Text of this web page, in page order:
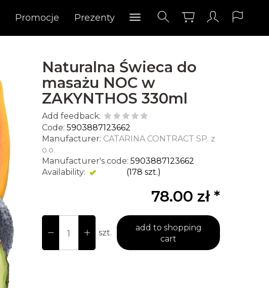
Promocje Prezenty
Naturalna Świeca do
masażu NOC w
ZAKYNTHOS 330ml
Add feedback:
Code: 5903887123662
Manufacturer: CATARINA CONTRACT SP. z
o.o.
Manufacturer's code: 5903887123662
Availability:
(178 szt.)
78.00 zł *
szt.
add to shopping
cart